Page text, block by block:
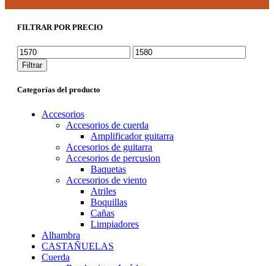
FILTRAR POR PRECIO
Precio
mínimo
Precio
máximo
Filtrar
Categorías del producto
Accesorios
Accesorios de cuerda
Amplificador guitarra
Accesorios de guitarra
Accesorios de percusion
Baquetas
Accesorios de viento
Atriles
Boquillas
Cañas
Limpiadores
Alhambra
CASTAÑUELAS
Cuerda